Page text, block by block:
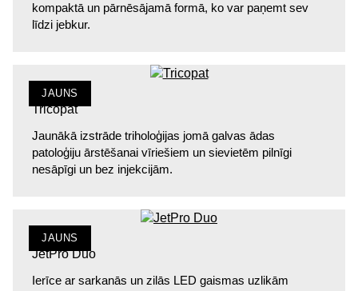
kompaktā un pārnēsājamā formā, ko var paņemt sev
līdzi jebkur.
JAUNS
Tricopat
Jaunākā izstrāde triholoģijas jomā galvas ādas
patoloģiju ārstēšanai vīriešiem un sievietēm pilnīgi
nesāpīgi un bez injekcijām.
JAUNS
JetPro Duo
Ierīce ar sarkanās un zilās LED gaismas uzlikām